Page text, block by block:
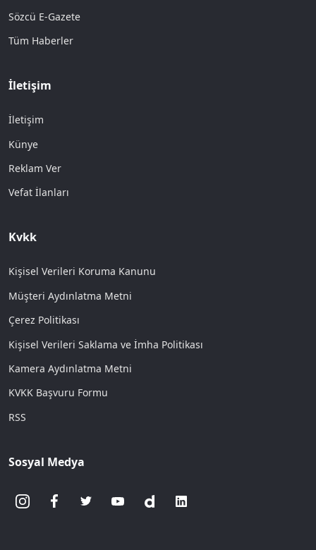
Sözcü E-Gazete
Tüm Haberler
İletişim
İletişim
Künye
Reklam Ver
Vefat İlanları
Kvkk
Kişisel Verileri Koruma Kanunu
Müşteri Aydınlatma Metni
Çerez Politikası
Kişisel Verileri Saklama ve İmha Politikası
Kamera Aydınlatma Metni
KVKK Başvuru Formu
RSS
Sosyal Medya